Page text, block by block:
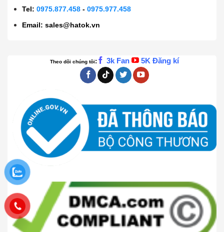
Tel:0975.877.458 -0975.977.458
Email:sales@hatok.vn
Theo dõi chúng tôi: 3k Fan 5K Đăng kí